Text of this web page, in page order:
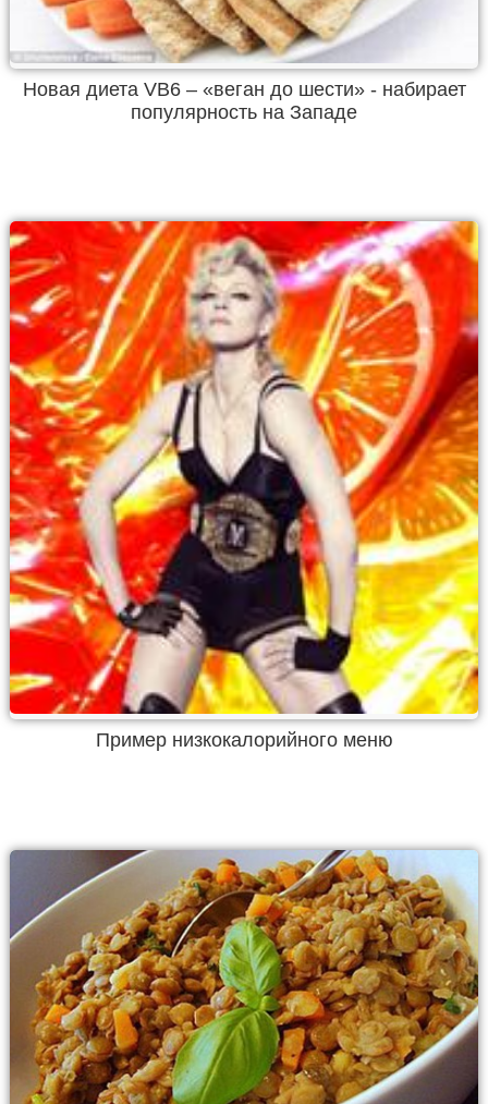
Новая диета VB6 – «веган до шести» - набирает
популярность на Западе
Пример низкокалорийного меню